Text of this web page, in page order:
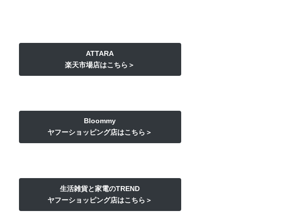
ATTARA
楽天市場店はこちら＞
Bloommy
ヤフーショッピング店はこちら＞
生活雑貨と家電のTREND
ヤフーショッピング店はこちら＞